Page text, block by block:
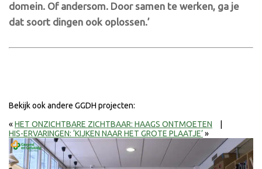
domein. Of andersom. Door samen te werken, ga je
dat soort dingen ook oplossen.’
Bekijk ook andere GGDH projecten:
«HET ONZICHTBARE ZICHTBAAR: HAAGS ONTMOETEN
HIS-ERVARINGEN: ‘KIJKEN NAAR HET GROTE PLAATJE’»